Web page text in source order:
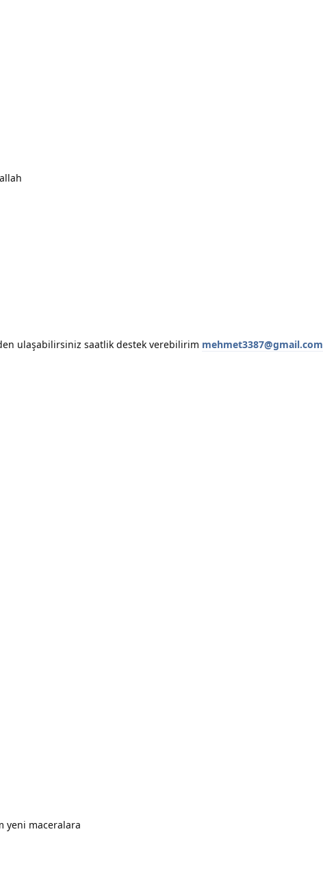
ulaşabilirsiniz saatlik destek verebilirim mehmet3387@gmail.com
yeni maceralara